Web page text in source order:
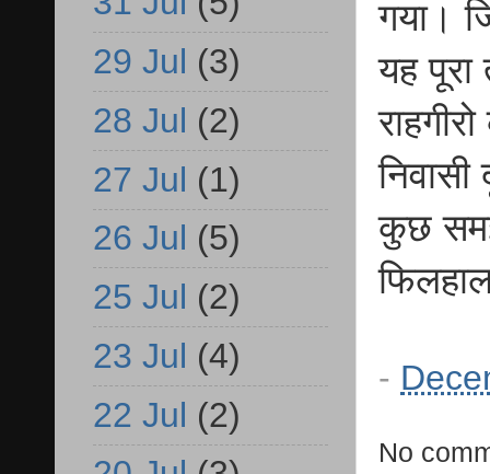
गया।
यह
कुछ
-
No
29 Jul (3)
28 Jul (2)
27 Jul (1)
26 Jul (5)
25 Jul (2)
23 Jul (4)
22 Jul (2)